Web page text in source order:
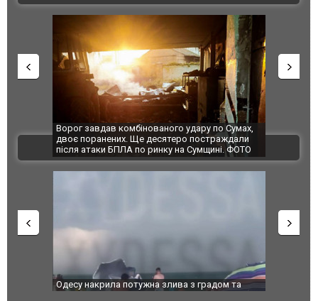
Ворог завдав комбінованого удару по Сумах,
двоє поранених. Ще десятеро постраждали
після атаки БПЛА по ринку на Сумщині. ФОТО
За 2000
склад
ВІДЕО
Одесу накрила потужна злива з градом та
Вже вивели